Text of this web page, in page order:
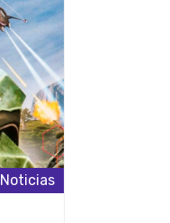
Noticias